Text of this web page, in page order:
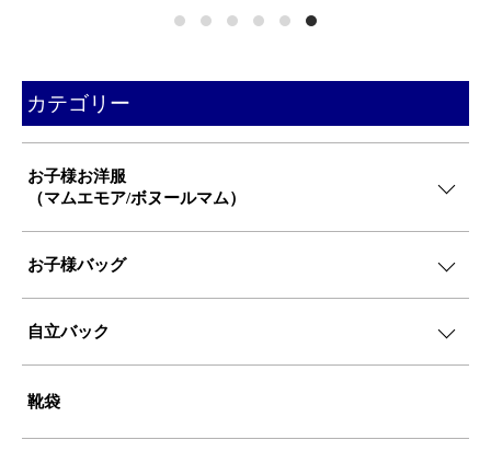
カテゴリー
お子様お洋服
（マムエモア/ボヌールマム）
お子様バッグ
自立バック
靴袋